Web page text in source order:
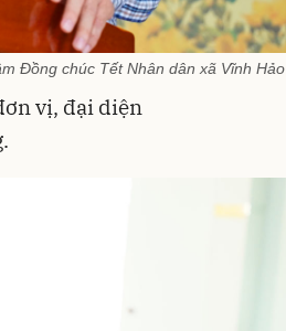
Đồng chúc Tết Nhân dân xã Vĩnh Hảo
vị, đại diện